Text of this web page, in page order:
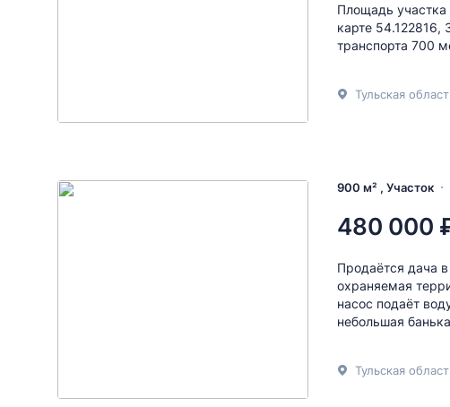
Площадь
карте 54.122816,
транспорта 700
Тульская
900 м² , Участок
480 000
Продаётся дача
охраняемая
насос подаёт
небольшая
Тульская